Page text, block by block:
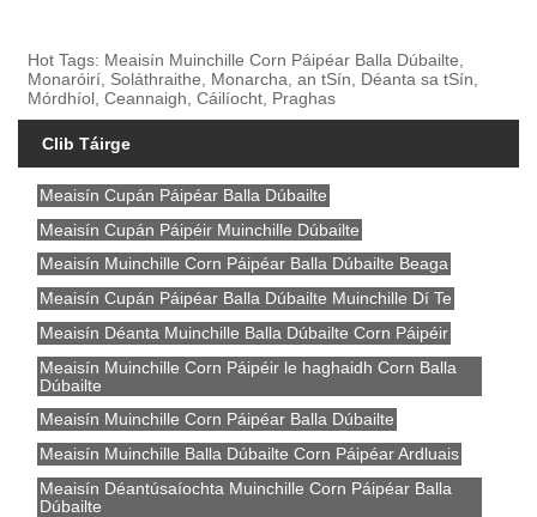
Hot Tags: Meaisín Muinchille Corn Páipéar Balla Dúbailte,
Monaróirí, Soláthraithe, Monarcha, an tSín, Déanta sa tSín,
Mórdhíol, Ceannaigh, Cáilíocht, Praghas
Clib Táirge
Meaisín Cupán Páipéar Balla Dúbailte
Meaisín Cupán Páipéir Muinchille Dúbailte
Meaisín Muinchille Corn Páipéar Balla Dúbailte Beaga
Meaisín Cupán Páipéar Balla Dúbailte Muinchille Dí Te
Meaisín Déanta Muinchille Balla Dúbailte Corn Páipéir
Meaisín Muinchille Corn Páipéir le haghaidh Corn Balla
Dúbailte
Meaisín Muinchille Corn Páipéar Balla Dúbailte
Meaisín Muinchille Balla Dúbailte Corn Páipéar Ardluais
Meaisín Déantúsaíochta Muinchille Corn Páipéar Balla
Dúbailte